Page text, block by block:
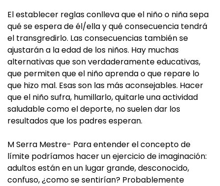
El establecer reglas conlleva que el niño o niña sepa
qué se espera de él/ella y qué consecuencia tendrá
el transgredirlo. Las consecuencias también se
ajustarán a la edad de los niños. Hay muchas
alternativas que son verdaderamente educativas,
que permiten que el niño aprenda o que repare lo
que hizo mal. Esas son las más aconsejables. Hacer
que el niño sufra, humillarlo, quitarle una actividad
saludable como el deporte, no suelen dar los
resultados que los padres esperan.
M Serra Mestre- Para entender el concepto de
límite podríamos hacer un ejercicio de imaginación:
adultos están en un lugar grande, desconocido,
confuso, ¿como se sentirían? Probablemente